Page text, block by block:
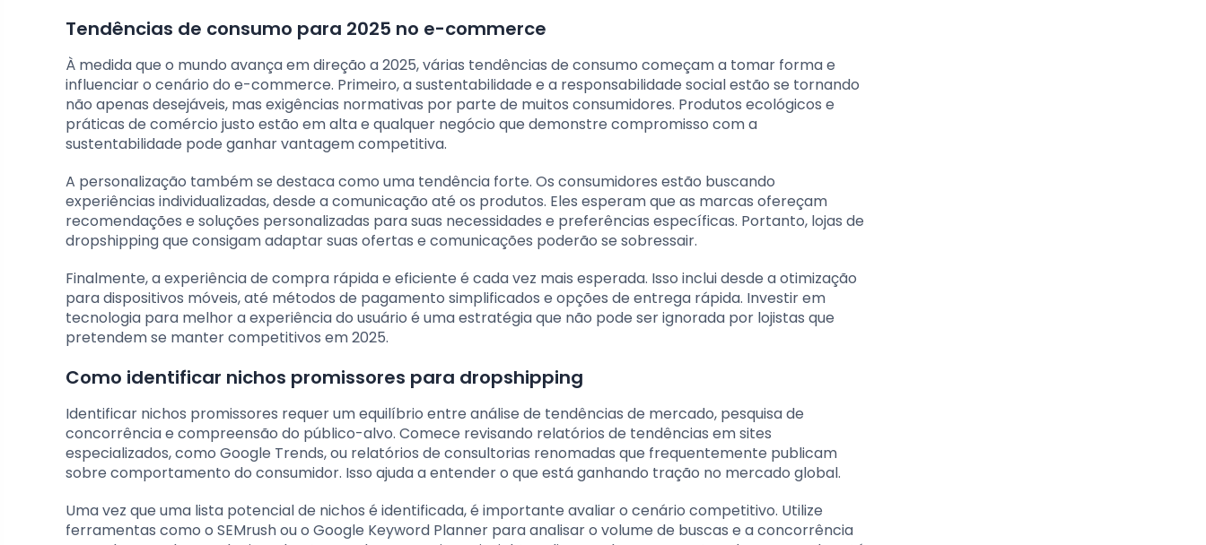
Tendências de consumo para 2025 no e-commerce
À medida que o mundo avança em direção a 2025, várias tendências de consumo começam a tomar forma e
influenciar o cenário do e-commerce. Primeiro, a sustentabilidade e a responsabilidade social estão se tornando
não apenas desejáveis, mas exigências normativas por parte de muitos consumidores. Produtos ecológicos e
práticas de comércio justo estão em alta e qualquer negócio que demonstre compromisso com a
sustentabilidade pode ganhar vantagem competitiva.
A personalização também se destaca como uma tendência forte. Os consumidores estão buscando
experiências individualizadas, desde a comunicação até os produtos. Eles esperam que as marcas ofereçam
recomendações e soluções personalizadas para suas necessidades e preferências específicas. Portanto, lojas de
dropshipping que consigam adaptar suas ofertas e comunicações poderão se sobressair.
Finalmente, a experiência de compra rápida e eficiente é cada vez mais esperada. Isso inclui desde a otimização
para dispositivos móveis, até métodos de pagamento simplificados e opções de entrega rápida. Investir em
tecnologia para melhor a experiência do usuário é uma estratégia que não pode ser ignorada por lojistas que
pretendem se manter competitivos em 2025.
Como identificar nichos promissores para dropshipping
Identificar nichos promissores requer um equilíbrio entre análise de tendências de mercado, pesquisa de
concorrência e compreensão do público-alvo. Comece revisando relatórios de tendências em sites
especializados, como Google Trends, ou relatórios de consultorias renomadas que frequentemente publicam
sobre comportamento do consumidor. Isso ajuda a entender o que está ganhando tração no mercado global.
Uma vez que uma lista potencial de nichos é identificada, é importante avaliar o cenário competitivo. Utilize
ferramentas como o SEMrush ou o Google Keyword Planner para analisar o volume de buscas e a concorrência